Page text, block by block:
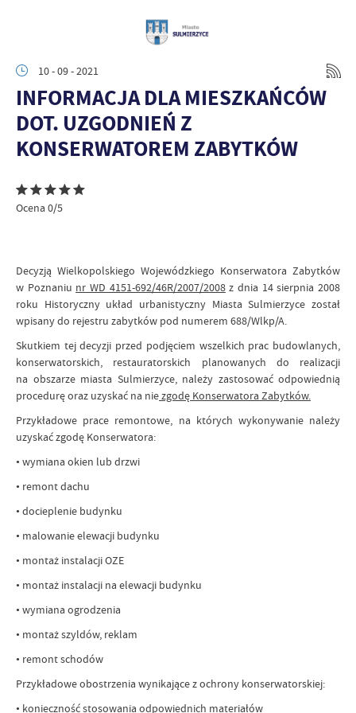
10 - 09 - 2021
INFORMACJA DLA MIESZKAŃCÓW
DOT. UZGODNIEŃ Z
KONSERWATOREM ZABYTKÓW
Ocena 0/5
Decyzją Wielkopolskiego Wojewódzkiego Konserwatora Zabytków
w Poznaniu nr WD 4151-692/46R/2007/2008z dnia 14 sierpnia 2008
roku Historyczny układ urbanistyczny Miasta Sulmierzyce został
wpisany do rejestru zabytków pod numerem 688/Wlkp/A.
Skutkiem tej decyzji przed podjęciem wszelkich prac budowlanych,
konserwatorskich, restauratorskich planowanych do realizacji
na obszarze miasta Sulmierzyce, należy zastosować odpowiednią
procedurę oraz uzyskać na niezgodę Konserwatora Zabytków.
Przykładowe prace remontowe, na których wykonywanie należy
uzyskać zgodę Konserwatora:
• wymiana okien lub drzwi
• remont dachu
• docieplenie budynku
• malowanie elewacji budynku
• montaż instalacji OZE
• montaż instalacji na elewacji budynku
• wymiana ogrodzenia
• montaż szyldów, reklam
• remont schodów
Przykładowe obostrzenia wynikające z ochrony konserwatorskiej:
• konieczność stosowania odpowiednich materiałów